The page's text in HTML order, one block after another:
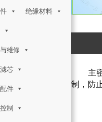
绝缘材料
维修
芯
件
制
主
制，防
主